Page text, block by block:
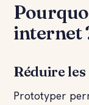
internet
Réduire
Prototyper